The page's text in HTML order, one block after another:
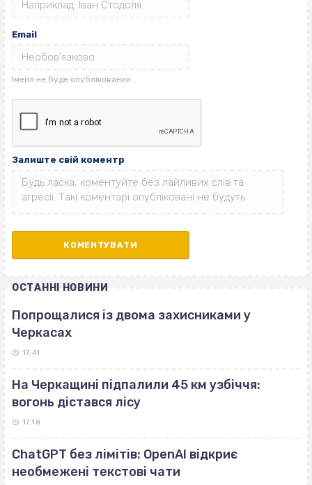
Email
Залиште свій коментр
ОСТАННІ НОВИНИ
Попрощалися із двома захисниками у
Черкасах
17:41
На Черкащині підпалили 45 км узбіччя:
вогонь дістався лісу
17:18
ChatGPT без лімітів: OpenAI відкриє
необмежені текстові чати